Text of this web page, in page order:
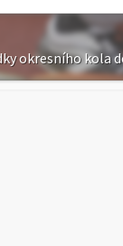
okresního kola